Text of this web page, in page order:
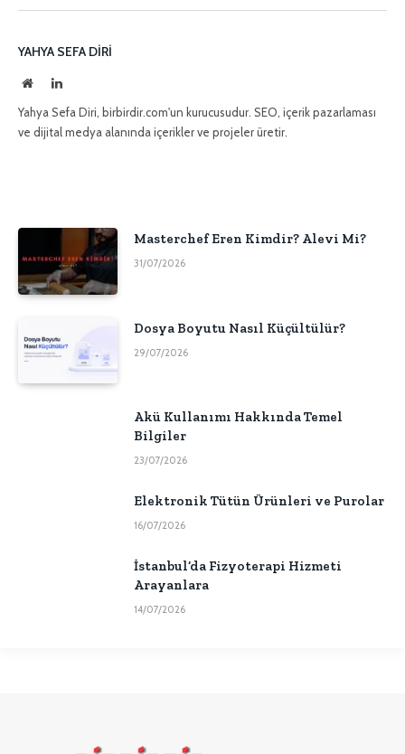
YAHYA SEFA DIRI
İnternetLinkedIn
Yahya Sefa Diri, birbirdir.com'un kurucusudur. SEO, içerik pazarlaması
ve dijital medya alanında içerikler ve projeler üretir.
Masterchef Eren Kimdir? Alevi Mi?
31/07/2026
Dosya Boyutu Nasıl Küçültülür?
29/07/2026
Akü Kullanımı Hakkında Temel
Bilgiler
23/07/2026
Elektronik Tütün Ürünleri ve Purolar
16/07/2026
İstanbul’da Fizyoterapi Hizmeti
Arayanlara
14/07/2026